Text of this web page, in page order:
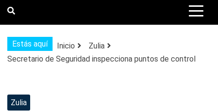
Estás aquí Inicio
Zulia
Secretario de Seguridad inspecciona puntos de control
Zulia